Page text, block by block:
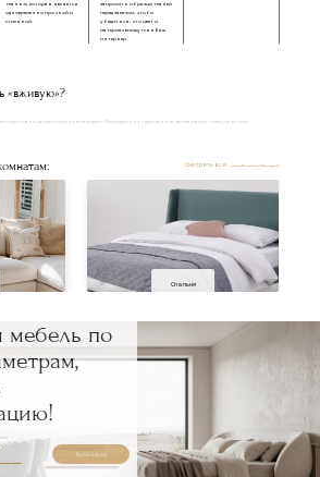
тканью, которая является
одновременно прочной и
стильной.
запросить образцы тканей
перед заказом, чтобы
убедиться, что цвет и
материал впишутся в Ваш
интерьер.
«вживую»?
самые популярные модели. Приходите и убедитесь в качестве наших товаров лично!
Смотреть все
Спальня
мебель по
Записаться